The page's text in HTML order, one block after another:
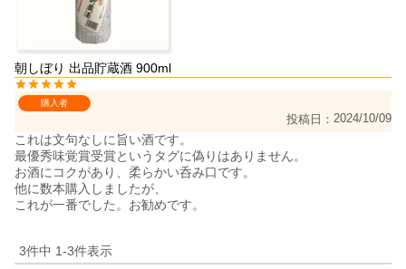
朝しぼり 出品貯蔵酒 900ml
購入者
投稿日 2024/10/09
これは文句なしに旨い酒です。
最優秀味覚賞受賞というタグに偽りはありません。
お酒にコクがあり、柔らかい呑み口です。
他に数本購入しましたが、
これが一番でした。お勧めです。
3件中 1-3件表示